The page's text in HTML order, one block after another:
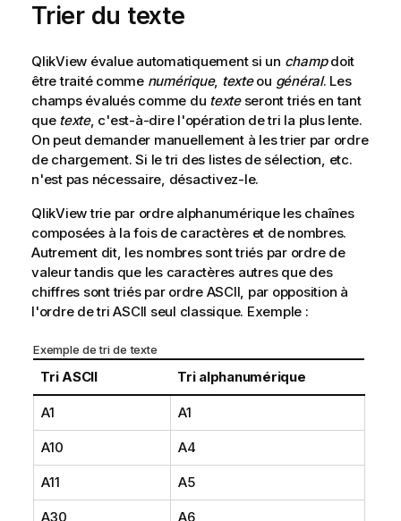
Trier du texte
QlikView évalue automatiquement si un champdoit
être traité comme numérique, texteou général. Les
champs évalués comme du texteseront triés en tant
que texte, c'est-à-dire l'opération de tri la plus lente.
On peut demander manuellement à les trier par ordre
de chargement. Si le tri des listes de sélection, etc.
n'est pas nécessaire, désactivez-le.
QlikView trie par ordre alphanumérique les chaînes
composées à la fois de caractères et de nombres.
Autrement dit, les nombres sont triés par ordre de
valeur tandis que les caractères autres que des
chiffres sont triés par ordre ASCII, par opposition à
l'ordre de tri ASCII seul classique. Exemple :
Exemple de tri de texte
Tri ASCII Tri alphanumérique
A1 A1
A10 A4
A11 A5
A30 A6